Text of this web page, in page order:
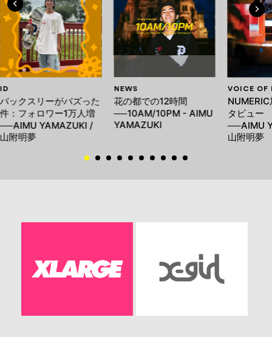
ID
バックスリーがバズった
件：フォロワー1万人増
──AIMU YAMAZUKI /
山附明夢
NEWS
花の都での12時間
──10AM/10PM - AIMU
YAMAZUKI
VOICE OF
タビュー
──AIMU
山附明夢